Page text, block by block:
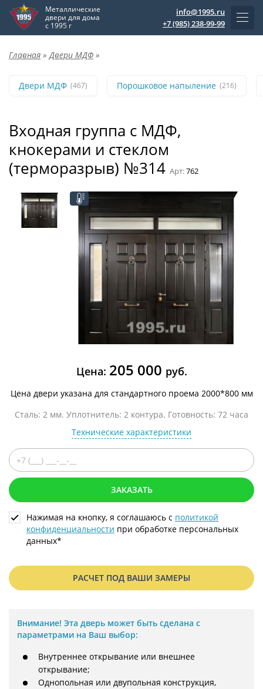
Металлические
двери для дома
с 1995 г
info@1995.ru
+7 (985) 238-99-99
Главная » Двери МДФ »
Двери МДФ (467) Порошковое напыление (216)
Входная группа с МДФ,
кнокерами и стеклом
(терморазрыв) №314 Арт:762
Цена: 205 000 руб.
Цена двери указана для стандартного проема 2000*800 мм
Сталь: 2 мм. Уплотнитель: 2 контура. Готовность: 72 часа
Технические характеристики
ЗАКАЗАТЬ
Нажимая на кнопку, я соглашаюсь с политикой
конфиденциальности при обработке персональных
данных*
РАСЧЕТ ПОД ВАШИ ЗАМЕРЫ
Внимание! Эта дверь может быть сделана с
параметрами на Ваш выбор:
Внутреннее открывание или внешнее
открывание;
Однопольная или двупольная конструкция,